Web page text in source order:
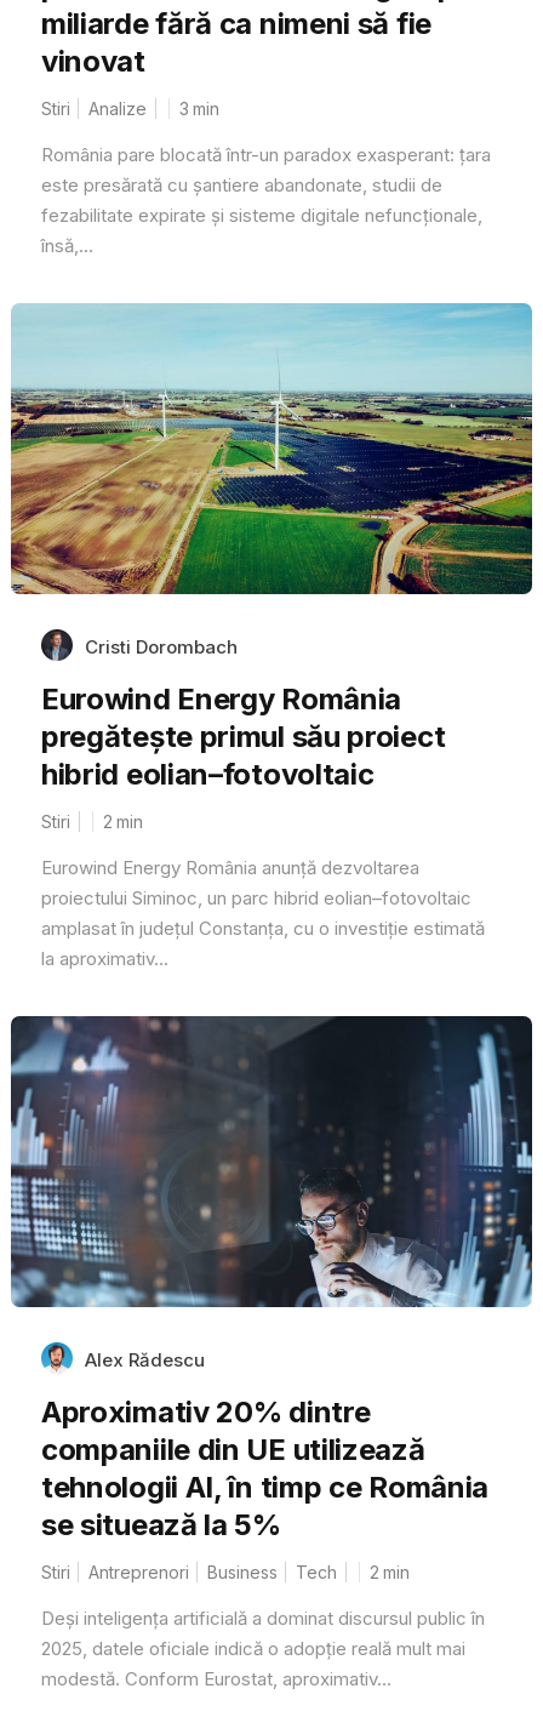
miliarde fără ca nimeni să fie
vinovat
Stiri Analize 3 min
România pare blocată într-un paradox exasperant: țara
este presărată cu șantiere abandonate, studii de
fezabilitate expirate și sisteme digitale nefuncționale,
însă,...
Cristi Dorombach
Eurowind Energy România
pregătește primul său proiect
hibrid eolian–fotovoltaic
Stiri 2 min
Eurowind Energy România anunță dezvoltarea
proiectului Siminoc, un parc hibrid eolian–fotovoltaic
amplasat în județul Constanța, cu o investiție estimată
la aproximativ...
Alex Rădescu
Aproximativ 20% dintre
companiile din UE utilizează
tehnologii AI, în timp ce România
se situează la 5%
Stiri Antreprenori Business Tech 2 min
Deși inteligența artificială a dominat discursul public în
2025, datele oficiale indică o adopție reală mult mai
modestă. Conform Eurostat, aproximativ...